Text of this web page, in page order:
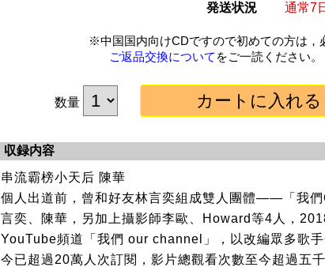
発送状況
通常7
※中国国内向けCDですので初めての方は，
ご返品交換について をご一読ください。
数量
収録内容
串流霸榜小天后 陳華
個人出道前，曾和好友林言奕組成雙人團體——「我們
言奕、陳華，另加上攝影師李歐、Howard等4人，
YouTube頻道「我們 our channel」，以改編眾多歌
今已超過20萬人次訂閱，影片總觀看次數至今超過五